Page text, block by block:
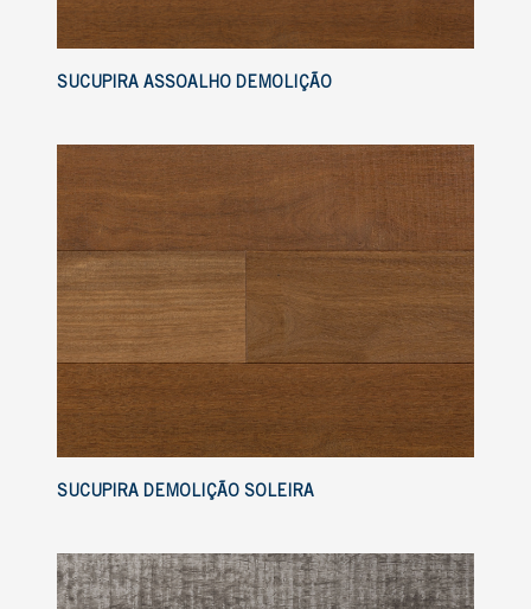
SUCUPIRA ASSOALHO DEMOLIÇÃO
SUCUPIRA DEMOLIÇÃO SOLEIRA